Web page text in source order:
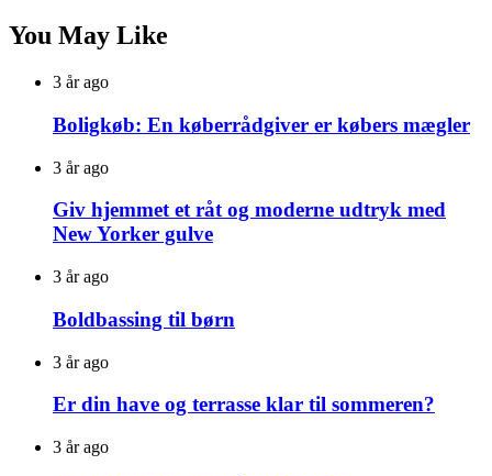
You May Like
3 år ago
Boligkøb: En køberrådgiver er købers mægler
3 år ago
Giv hjemmet et råt og moderne udtryk med
New Yorker gulve
3 år ago
Boldbassing til børn
3 år ago
Er din have og terrasse klar til sommeren?
3 år ago